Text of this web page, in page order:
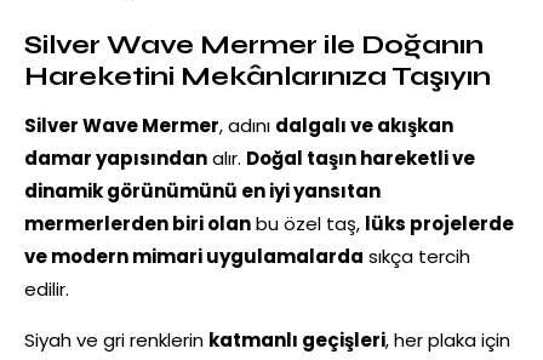
Silver Wave Mermer ile Doğanın
Hareketini Mekânlarınıza Taşıyın
Silver Wave Mermer, adını dalgalı ve akışkan
damar yapısındanalır. Doğal taşın hareketli ve
dinamik görünümünü en iyi yansıtan
mermerlerden biri olanbu özel taş, lüks projelerde
ve modern mimari uygulamalarda sıkça tercih
edilir.
Siyah ve gri renklerin katmanlı geçişleri, her plaka için